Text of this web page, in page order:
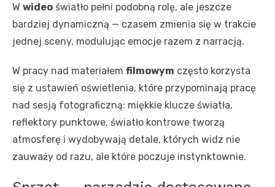
W wideo światło pełni podobną rolę, ale jeszcze
bardziej dynamiczną — czasem zmienia się w trakcie
jednej sceny, modulując emocje razem z narracją.
W pracy nad materiałem filmowym często korzysta
się z ustawień oświetlenia, które przypominają pracę
nad sesją fotograficzną: miękkie klucze światła,
reflektory punktowe, światło kontrowe tworzą
atmosferę i wydobywają detale, których widz nie
zauważy od razu, ale które poczuje instynktownie.